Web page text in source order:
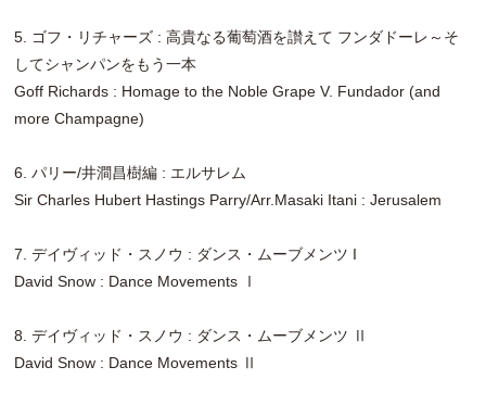
5. ゴフ・リチャーズ : 高貴なる葡萄酒を讃えて フンダドーレ～そ
してシャンパンをもう一本
Goff Richards : Homage to the Noble Grape V. Fundador (and
more Champagne)
6. パリー/井澗昌樹編 : エルサレム
Sir Charles Hubert Hastings Parry/Arr.Masaki Itani : Jerusalem
7. デイヴィッド・スノウ : ダンス・ムーブメンツ I
David Snow : Dance Movements Ⅰ
8. デイヴィッド・スノウ : ダンス・ムーブメンツ Ⅱ
David Snow : Dance Movements Ⅱ